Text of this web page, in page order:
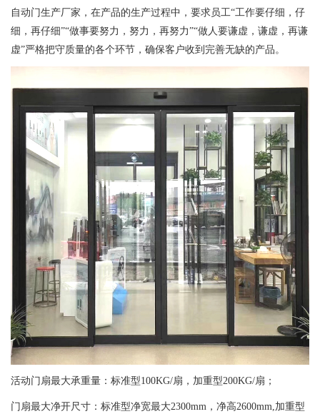
自动门生产厂家，在产品的生产过程中，要求员工“工作要仔细，仔
细，再仔细”“做事要努力，努力，再努力”“做人要谦虚，谦虚，再谦
虚”严格把守质量的各个环节，确保客户收到完善无缺的产品。
活动门扇最大承重量：标准型100KG/扇，加重型200KG/扇；
门扇最大净开尺寸：标准型净宽最大2300mm，净高2600mm,加重型